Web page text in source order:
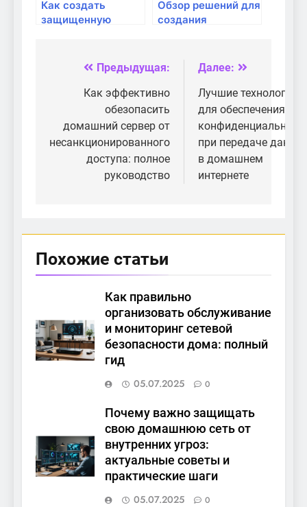
Как создать
защищенную
Обзор решений для
создания
Навигация
записям
Предыдущая:
Как эффективно
обезопасить
домашний сервер от
несанкционированного
доступа: полное
руководство
Далее:
Лучшие технологии
для обеспечения
при передаче
в домашнем
интернете
Похожие статьи
Как правильно
организовать обслуживание
и мониторинг сетевой
безопасности дома: полный
гид
05.07.2025
0
Почему важно защищать
свою домашнюю сеть от
внутренних угроз:
актуальные советы и
практические шаги
05.07.2025
0